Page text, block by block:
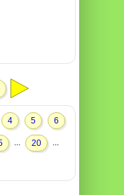
4 5 6
... 20 ...